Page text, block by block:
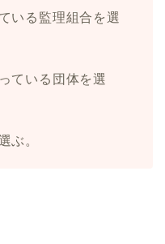
いる監理組合を選
ている団体を選
ぶ。